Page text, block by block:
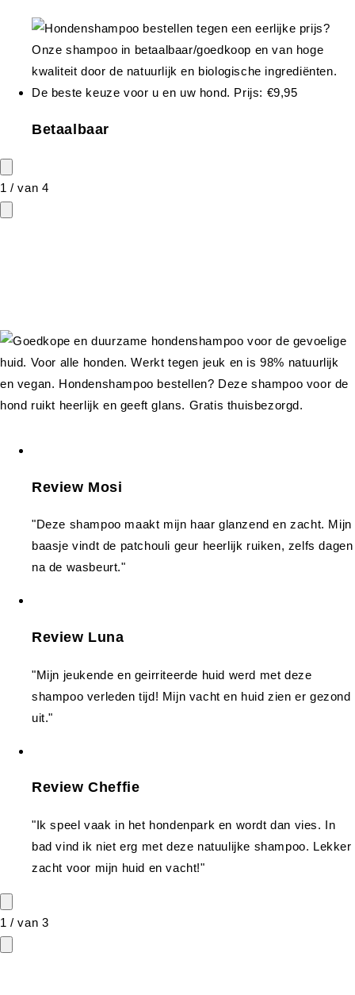
Betaalbaar
1 /van 4
Review Mosi
"Deze shampoo maakt mijn haar glanzend en zacht. Mijn
baasje vindt de patchouli geur heerlijk ruiken, zelfs dagen
na de wasbeurt."
Review Luna
"Mijn jeukende en geirriteerde huid werd met deze
shampoo verleden tijd! Mijn vacht en huid zien er gezond
uit."
Review Cheffie
"Ik speel vaak in het hondenpark en wordt dan vies. In
bad vind ik niet erg met deze natuulijke shampoo. Lekker
zacht voor mijn huid en vacht!"
1 /van 3